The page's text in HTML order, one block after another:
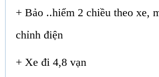
+ Bảo ..hiểm 2 chiều theo xe,
chỉnh điện
+ Xe đi 4,8 vạn